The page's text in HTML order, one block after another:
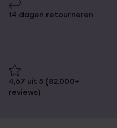
14 dagen retourneren
4,67 uit 5 (82.000+
reviews)